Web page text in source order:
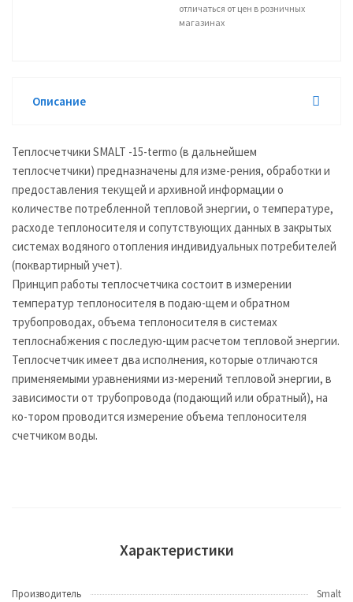
отличаться от цен в розничных
магазинах
Описание
Теплосчетчики SMALT -15-termo (в дальнейшем
теплосчетчики) предназначены для изме-рения, обработки и
предоставления текущей и архивной информации о
количестве потребленной тепловой энергии, о температуре,
расходе теплоносителя и сопутствующих данных в закрытых
системах водяного отопления индивидуальных потребителей
(поквартирный учет).
Принцип работы теплосчетчика состоит в измерении
температур теплоносителя в подаю-щем и обратном
трубопроводах, объема теплоносителя в системах
теплоснабжения с последую-щим расчетом тепловой энергии.
Теплосчетчик имеет два исполнения, которые отличаются
применяемыми уравнениями из-мерений тепловой энергии, в
зависимости от трубопровода (подающий или обратный), на
ко-тором проводится измерение объема теплоносителя
счетчиком воды.
Характеристики
Производитель
Smalt